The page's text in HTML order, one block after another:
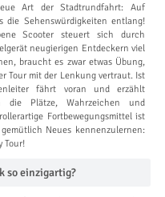
Art der Stadtrundfahrt: Auf
die Sehenswürdigkeiten entlang!
Scooter steuert sich durch
neugierigen Entdeckern viel
braucht es zwar etwas Übung,
Tour mit der Lenkung vertraut. Ist
fährt voran und erzählt
die Plätze, Wahrzeichen und
Fortbewegungsmittel ist
Neues kennenzulernen:
Tour!
so einzigartig?